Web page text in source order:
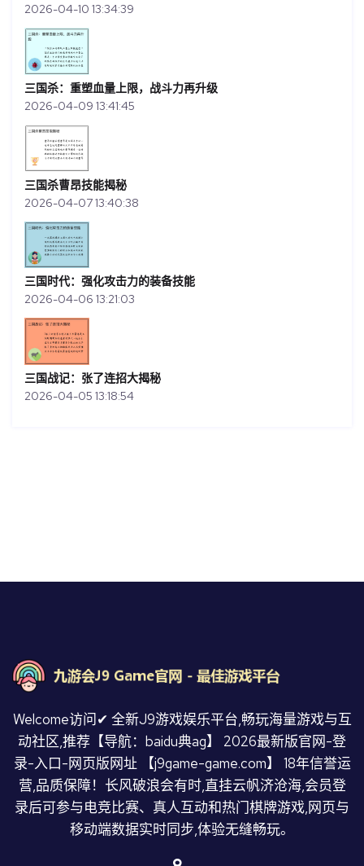
2026-04-10 13:34:39
三国杀：重塑血量上限，战斗力再升级
2026-04-09 13:41:45
三国杀曹昂技能揭秘
2026-04-07 13:40:38
三国时代：强化攻击力的装备技能
2026-04-06 13:21:03
三国战记：张了连招大揭秘
2026-04-05 13:18:54
Welcome访问✔ 全新J9游戏娱乐平台,畅玩海量游戏与互
动社区,推荐【导航：baidu典ag】 2026最新版官网-登
录-入口-网页版网址 【j9game-game.com】 18年信誉运
营,品质保障！长风破浪会有时,直挂云帆济沧海,会员登
录后可参与电竞比赛、真人互动和热门棋牌游戏,网页与
移动端数据实时同步,体验无缝畅玩。